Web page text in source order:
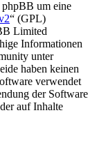
phpBB um eine
“ (GPL)
Limited
Informationen
unter
haben keinen
verwendet
der Software
auf Inhalte